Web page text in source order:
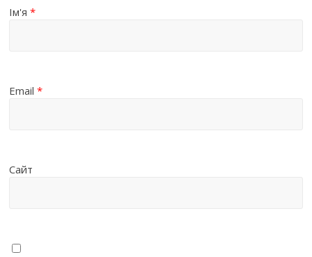
Ім'я*
Email*
Сайт